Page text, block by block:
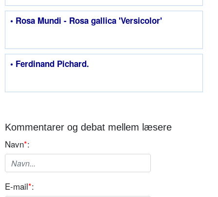
• Rosa Mundi - Rosa gallica 'Versicolor'
• Ferdinand Pichard.
Kommentarer og debat mellem læsere
Navn*:
E-mail*: